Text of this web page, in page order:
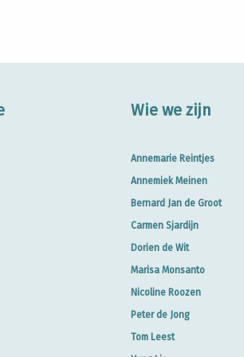
Wie we zijn
Annemarie Reintjes
Annemiek Meinen
Bernard Jan de Groot
Carmen Sjardijn
Dorien de Wit
Marisa Monsanto
Nicoline Roozen
Peter de Jong
Tom Leest